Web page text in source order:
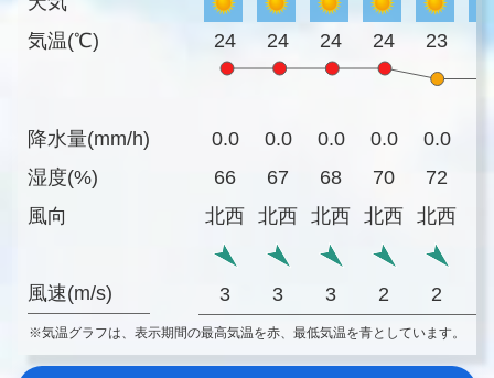
気温(℃)
降水量(mm/h)
湿度(%)
風向
風速(m/s)
24 24 24 24 23
0.0 0.0 0.0 0.0 0.0
66
67 68 70 72
北西
北西 北西 北西 北西
3 3 3 2 2
※気温グラフは、表示期間の最高気温を赤、最低気温を青としています。